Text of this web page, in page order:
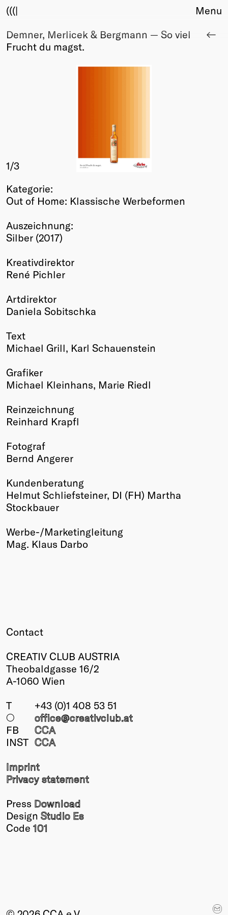
(((|
About
Club
Membership
Members
Young Creatives
Winners
Past
Annual
Menu
Demner, Merlicek & Bergmann — So viel
Frucht du magst.
1/3
Kategorie:
Out of Home: Klassische Werbeformen
Auszeichnung:
Silber (2017)
Kreativdirektor
René Pichler
Artdirektor
Daniela Sobitschka
Text
Michael Grill, Karl Schauenstein
Grafiker
Michael Kleinhans, Marie Riedl
Reinzeichnung
Reinhard Krapfl
Fotograf
Bernd Angerer
Kundenberatung
Helmut Schliefsteiner, DI (FH) Martha
Stockbauer
Werbe-/Marketingleitung
Mag. Klaus Darbo
Contact
CREATIV CLUB AUSTRIA
Theobaldgasse 16/2
A-1060 Wien
T
+43 (0)1 408 53 51
○
office@creativclub.at
FB
CCA
INST CCA
Imprint
Privacy statement
Press Download
Design Studio Es
Code 101